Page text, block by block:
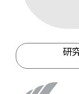
研